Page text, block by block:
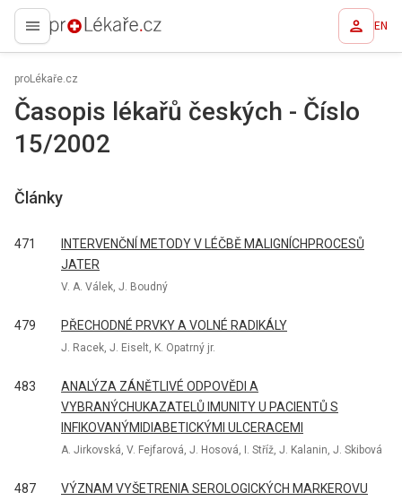
proLékaře.cz EN
proLékaře.cz
Časopis lékařů českých - Číslo
15/2002
Články
471
INTERVENČNÍ METODY V LÉČBĚ MALIGNÍCHPROCESŮ
JATER
V. A. Válek, J. Boudný
479 PŘECHODNÉ PRVKY A VOLNÉ RADIKÁLY
J. Racek, J. Eiselt, K. Opatrný jr.
483
ANALÝZA ZÁNĚTLIVÉ ODPOVĚDI A
VYBRANÝCHUKAZATELŮ IMUNITY U PACIENTŮ S
INFIKOVANÝMIDIABETICKÝMI ULCERACEMI
A. Jirkovská, V. Fejfarová, J. Hosová, I. Stříž, J. Kalanin, J. Skibová
487
VÝZNAM VYŠETRENIA SEROLOGICKÝCH MARKEROVU